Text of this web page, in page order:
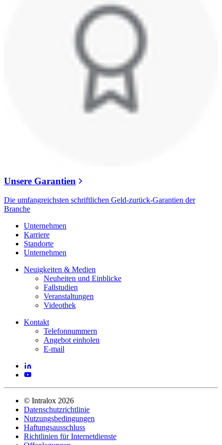
Unsere Garantien
Die umfangreichsten schriftlichen Geld-zurück-Garantien der
Branche
Unternehmen
Karriere
Standorte
Unternehmen
Neuigkeiten & Medien
Neuheiten und Einblicke
Fallstudien
Veranstaltungen
Videothek
Kontakt
Telefonnummern
Angebot einholen
E-mail
© Intralox 2026
Datenschutzrichtlinie
Nutzungsbedingungen
Haftungsausschluss
Richtlinien für Internetdienste